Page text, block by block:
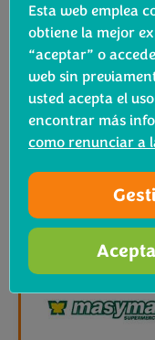
Esta web emplea
obtiene la mejor
“aceptar” o
web sin
usted acepta el
encontrar más
como renunciar a